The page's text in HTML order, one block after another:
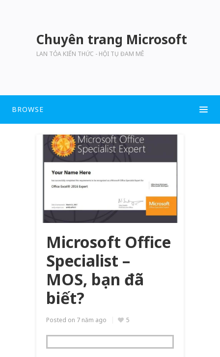
Chuyên trang Microsoft
LAN TỎA KIẾN THỨC - HỘI TỤ ĐAM MÊ
BROWSE
Microsoft Office
Specialist –
MOS, bạn đã
biết?
Posted on 7 năm ago 5